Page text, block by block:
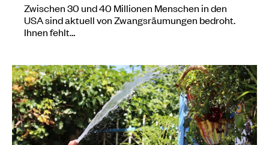
Zwischen 30 und 40 Millionen Menschen in den
USA sind aktuell von Zwangsräumungen bedroht.
Ihnen fehlt…